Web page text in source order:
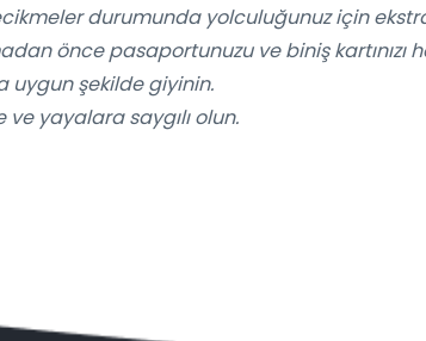
durumunda yolculuğunuz için
önce pasaportunuzu ve biniş kartınızı
uygun şekilde giyinin.
yayalara saygılı olun.